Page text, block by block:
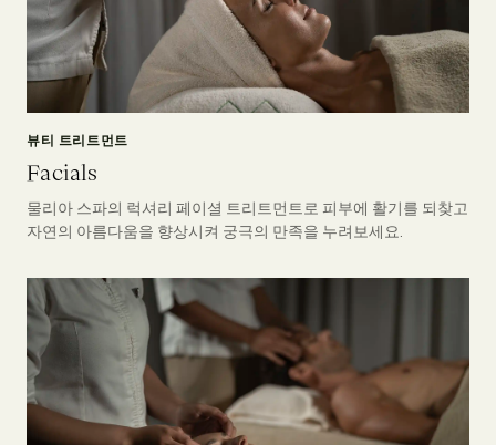
뷰티 트리트먼트
Facials
물리아 스파의 럭셔리 페이셜 트리트먼트로 피부에 활기를 되찾고
자연의 아름다움을 향상시켜 궁극의 만족을 누려보세요.